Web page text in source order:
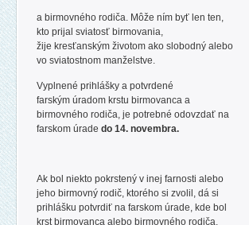
a birmovného rodiča. Môže ním byť len ten,
kto prijal sviatosť birmovania,
žije kresťanským životom ako slobodný alebo
vo sviatostnom manželstve.
Vyplnené prihlášky a potvrdené
farským úradom krstu birmovanca a
birmovného rodiča, je potrebné odovzdať na
farskom úrade do 14. novembra.
Ak bol niekto pokrstený v inej farnosti alebo
jeho birmovný rodič, ktorého si zvolil, dá si
prihlášku potvrdiť na farskom úrade, kde bol
krst birmovanca alebo birmovného rodiča.